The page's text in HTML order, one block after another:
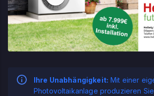
Ihre Unabhängigkeit: Mit einer
Photovoltaikanlage produzieren